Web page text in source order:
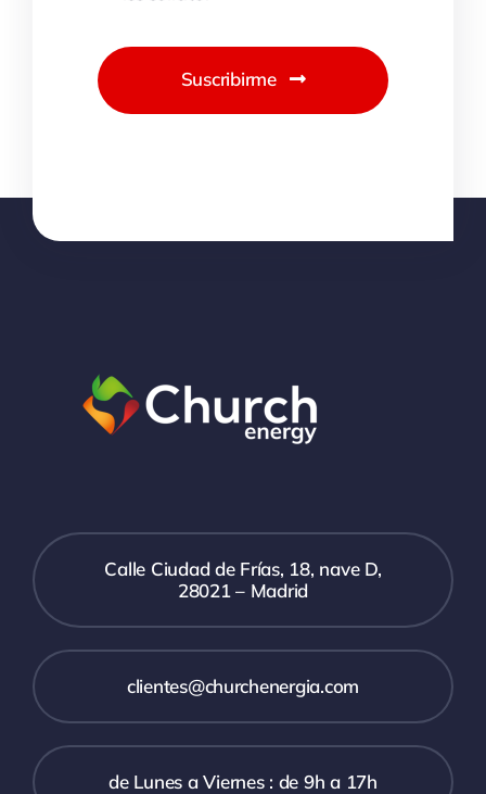
Suscribirme
Calle Ciudad de Frías, 18, nave D,
28021 – Madrid
clientes@churchenergia.com
de Lunes a Viernes : de 9h a 17h